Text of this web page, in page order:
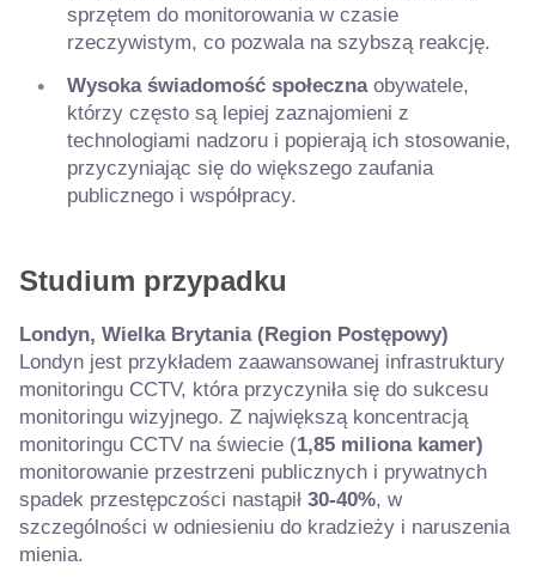
sprzętem do monitorowania w czasie
rzeczywistym, co pozwala na szybszą reakcję.
Wysoka świadomość społeczna obywatele,
którzy często są lepiej zaznajomieni z
technologiami nadzoru i popierają ich stosowanie,
przyczyniając się do większego zaufania
publicznego i współpracy.
Studium przypadku
Londyn, Wielka Brytania (Region Postępowy)
Londyn jest przykładem zaawansowanej infrastruktury
monitoringu CCTV, która przyczyniła się do sukcesu
monitoringu wizyjnego. Z największą koncentracją
monitoringu CCTV na świecie (1,85 miliona kamer)
monitorowanie przestrzeni publicznych i prywatnych
spadek przestępczości nastąpił 30-40%, w
szczególności w odniesieniu do kradzieży i naruszenia
mienia.